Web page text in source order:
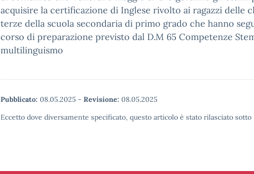
acquisire la certificazione di Inglese rivolto ai ragazzi delle
terze della scuola secondaria di primo grado che hanno
corso di preparazione previsto dal D.M 65 Competenze
multilinguismo
Pubblicato: 08.05.2025 - Revisione: 08.05.2025
Eccetto dove diversamente specificato, questo articolo è stato rilasciato